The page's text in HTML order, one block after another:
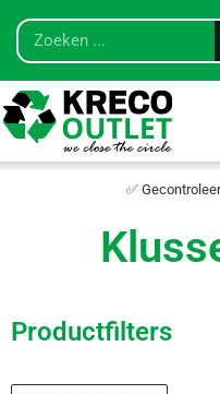
✅
Productfilters